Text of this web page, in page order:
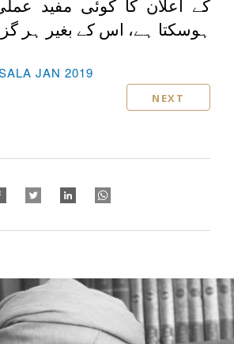
کے اعلان کا کوئی مفید
ہوسکتا ہے، اس کے بغیر ہر
JAN 2019
NEXT